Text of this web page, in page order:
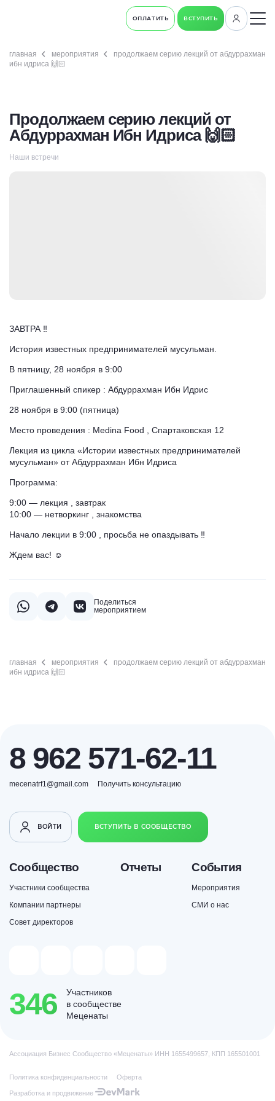
ОПЛАТИТЬ ВСТУПИТЬ
главная мероприятия
продолжаем серию лекций от абдуррахман
ибн идриса 🙌🏻
Продолжаем серию лекций от
Абдуррахман Ибн Идриса 🙌🏻
Наши встречи
ЗАВТРА ‼️
История известных предпринимателей мусульман.
В пятницу, 28 ноября в 9:00
Приглашенный спикер : Абдуррахман Ибн Идрис
28 ноября в 9:00 (пятница)
Место проведения : Medina Food , Спартаковская 12
Лекция из цикла «Истории известных предпринимателей
мусульман» от Абдуррахман Ибн Идриса
Программа:
9:00 — лекция , завтрак
10:00 — нетворкинг , знакомства
Начало лекции в 9:00 , просьба не опаздывать ‼️
Ждем вас! ☺️
Поделиться
мероприятием
главная мероприятия
продолжаем серию лекций от абдуррахман
ибн идриса 🙌🏻
8 962 571-62-11
mecenatrf1@gmail.com Получить консультацию
ВОЙТИ ВСТУПИТЬ В СООБЩЕСТВО
Сообщество
Участники сообщества
Компании партнеры
Совет директоров
Отчеты События
Мероприятия
СМИ о нас
346
Участников
в сообществе
Меценаты
Ассоциация Бизнес Сообщество «Меценаты» ИНН 1655499657, КПП 165501001
Политика конфиденциальности Оферта
Разработка и продвижение